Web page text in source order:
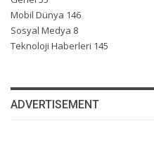
Mobil Dünya 146
Sosyal Medya 8
Teknoloji Haberleri 145
ADVERTISEMENT